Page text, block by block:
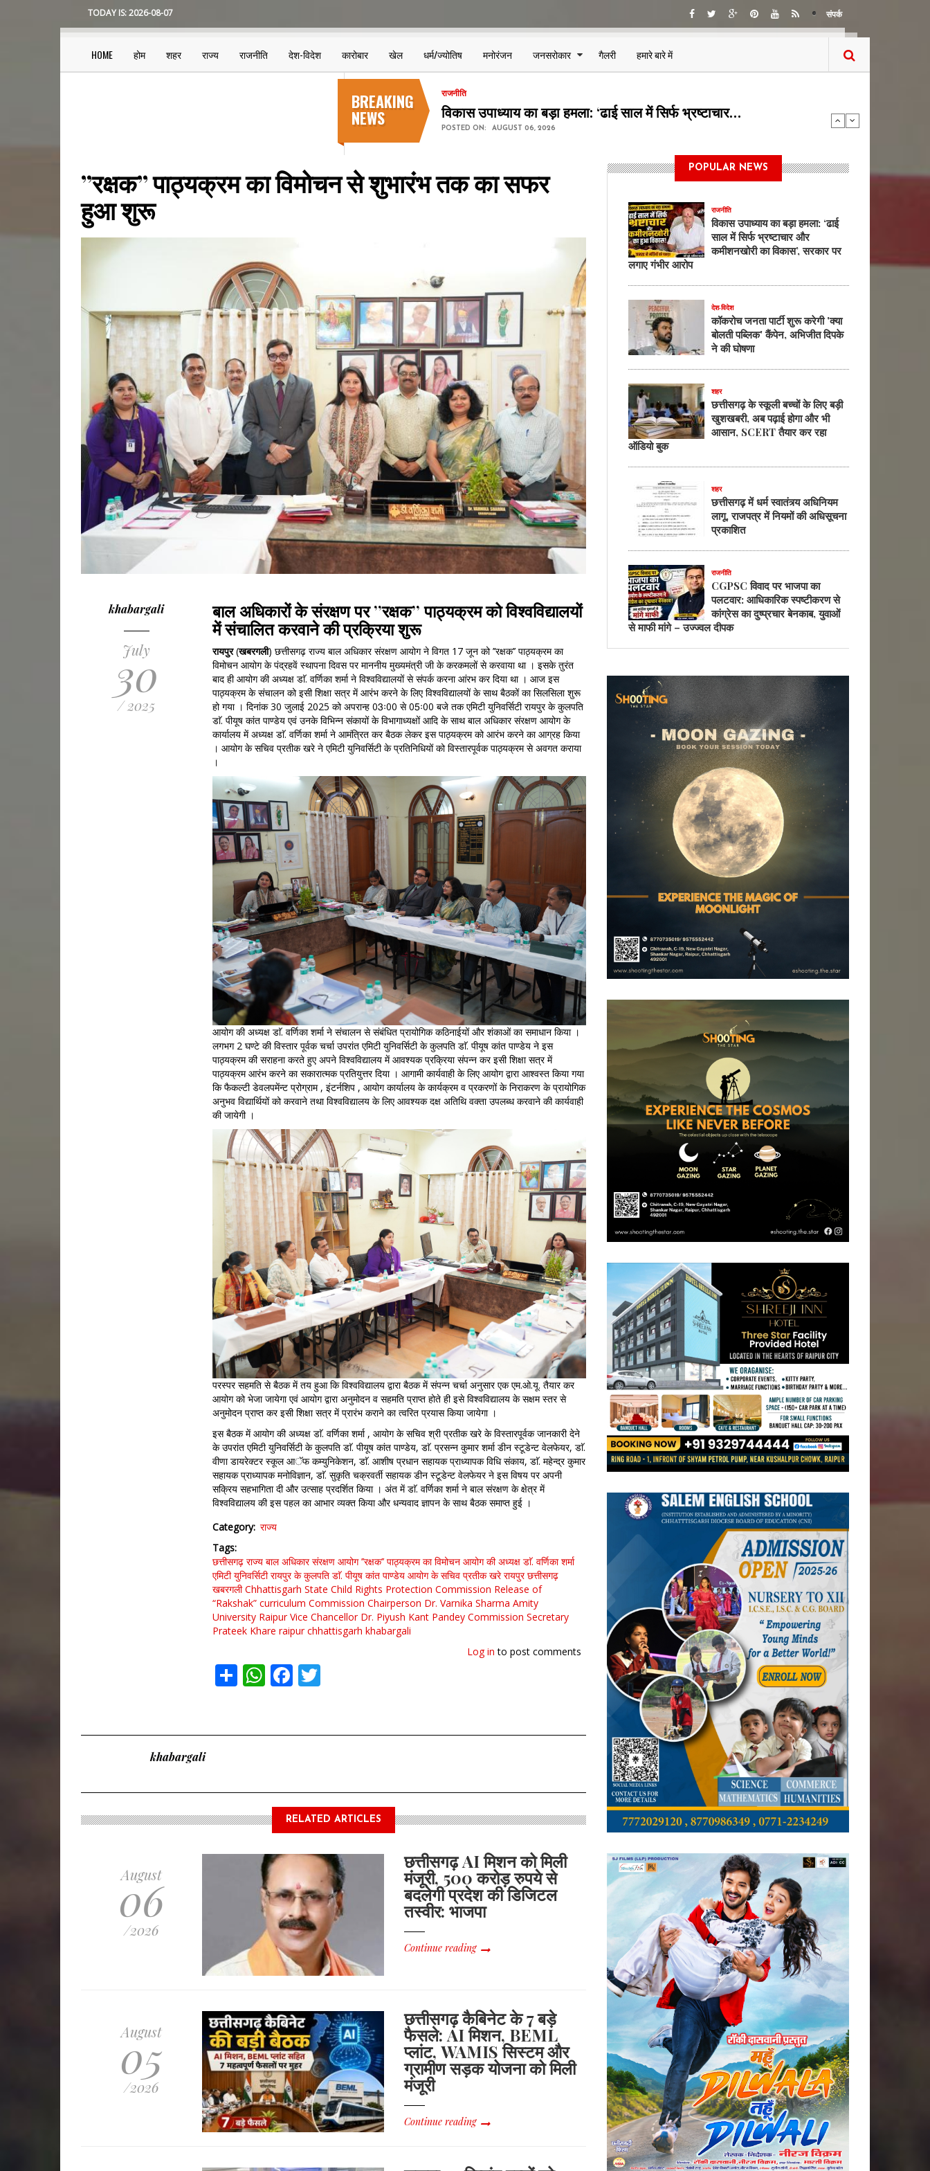
TODAY IS:2026-08-07 संपर्क
Main
HOME होम शहर राज्य राजनीति देश-विदेश कारोबार खेल धर्म/ज्योतिष मनोरंजन जनसरोकार गैलरी हमारे बारे में
BREAKING
NEWS
देश-विदेश
कॉकरोच जनता पार्टी शुरू करेगी 'क्या बोलती पब्लिक…
POSTED ON: AUGUST 06, 2026
’’रक्षक’’ पाठ्यक्रम का विमोचन से शुभारंभ तक का सफर
हुआ शुरू
khabargali
July
30
/ 2025
बाल अधिकारों के संरक्षण पर ’’रक्षक’’ पाठ्यक्रम को विश्वविद्यालयों
में संचालित करवाने की प्रक्रिया शुरू
रायपुर(खबरगली) छत्तीसगढ़ राज्य बाल अधिकार संरक्षण आयोग ने विगत 17 जून को ’’रक्षक’’ पाठ्यक्रम का
विमोचन आयोग के पंद्रहवें स्थापना दिवस पर माननीय मुख्यमंत्री जी के करकमलों से करवाया था । इसके तुरंत
बाद ही आयोग की अध्यक्ष डाॅ. वर्णिका शर्मा ने विश्वविद्यालयों से संपर्क करना आंरभ कर दिया था । आज इस
पाठ्यक्रम के संचालन को इसी शिक्षा सत्र में आरंभ करने के लिए विश्वविद्यालयों के साथ बैठकों का सिलसिला शुरू
हो गया । दिनांक 30 जुलाई 2025 को अपरान्ह 03ः00 से 05ः00 बजे तक एमिटी युनिवर्सिटी रायपुर के कुलपति
डाॅ. पीयूष कांत पाण्डेय एवं उनके विभिन्न संकायों के विभागाध्यक्षों आदि के साथ बाल अधिकार संरक्षण आयोग के
कार्यालय में अध्यक्ष डाॅ. वर्णिका शर्मा ने आमंत्रित कर बैठक लेकर इस पाठ्यक्रम को आरंभ करने का आग्रह किया
। आयोग के सचिव प्रतीक खरे ने एमिटी युनिवर्सिटी के प्रतिनिधियों को विस्तारपूर्वक पाठ्यक्रम से अवगत कराया
।
आयोग की अध्यक्ष डाॅ. वर्णिका शर्मा ने संचालन से संबंधित प्रायोगिक कठिनाईयों और शंकाओं का समाधान किया ।
लगभग 2 घण्टे की विस्तार पूर्वक चर्चा उपरांत एमिटी युनिवर्सिटी के कुलपति डाॅ. पीयूष कांत पाण्डेय ने इस
पाठ्यक्रम की सराहना करते हुए अपने विश्वविद्यालय में आवश्यक प्रक्रिया संपन्न कर इसी शिक्षा सत्र में
पाठ्यक्रम आरंभ करने का सकारात्मक प्रतियुत्तर दिया । आगामी कार्यवाही के लिए आयोग द्वारा आश्वस्त किया गया
कि फैकल्टी डेवलपमेंन्ट प्रोग्राम , इंटर्नशिप , आयोग कार्यालय के कार्यक्रम व प्रकरणों के निराकरण के प्रायोगिक
अनुभव विद्यार्थियों को करवाने तथा विश्वविद्यालय के लिए आवश्यक दक्ष अतिथि वक्ता उपलब्ध करवाने की कार्यवाही
की जायेगी ।
परस्पर सहमति से बैठक में तय हुआ कि विश्वविद्यालय द्वारा बैठक में संपन्न चर्चा अनुसार एक एम.ओ.यू. तैयार कर
आयोग को भेजा जायेगा एवं आयोग द्वारा अनुमोदन व सहमति प्राप्त होते ही इसे विश्वविद्यालय के सक्षम स्तर से
अनुमोदन प्राप्त कर इसी शिक्षा सत्र में प्रारंभ कराने का त्वरित प्रयास किया जायेगा ।
इस बैठक में आयोग की अध्यक्ष डाॅ. वर्णिका शर्मा , आयोग के सचिव श्री प्रतीक खरे के विस्तारपूर्वक जानकारी देने
के उपरांत एमिटी युनिवर्सिटी के कुलपति डाॅ. पीयूष कांत पाण्डेय, डाॅ. प्रसन्न कुमार शर्मा डीन स्टूडेन्ट वेलफेयर, डाॅ.
वीणा डायरेक्टर स्कूल आॅफ कम्युनिकेशन, डाॅ. आशीष प्रधान सहायक प्राध्यापक विधि संकाय, डाॅ. महेन्द्र कुमार
सहायक प्राध्यापक मनोविज्ञान, डाॅ. सुकृति चक्रवर्ती सहायक डीन स्टूडेन्ट वेलफेयर ने इस विषय पर अपनी
सक्रिय सहभागिता दी और उत्साह प्रदर्शित किया । अंत में डाॅ. वर्णिका शर्मा ने बाल संरक्षण के क्षेत्र में
विश्वविद्यालय की इस पहल का आभार व्यक्त किया और धन्यवाद ज्ञापन के साथ बैठक समाप्त हुई ।
Category राज्य
Tags
छत्तीसगढ़ राज्य बाल अधिकार संरक्षण आयोग ’’रक्षक’’ पाठ्यक्रम का विमोचन आयोग की अध्यक्ष डाॅ. वर्णिका शर्मा
एमिटी युनिवर्सिटी रायपुर के कुलपति डाॅ. पीयूष कांत पाण्डेय आयोग के सचिव प्रतीक खरे रायपुर छत्तीसगढ़
खबरगली Chhattisgarh State Child Rights Protection Commission Release of
“Rakshak” curriculum Commission Chairperson Dr. Varnika Sharma Amity
University Raipur Vice Chancellor Dr. Piyush Kant Pandey Commission Secretary
Prateek Khare raipur chhattisgarh khabargali
Log in to post comments
ShareWhatsApp
Facebook
khabargali
RELATED ARTICLES
August
06
/2026
छत्तीसगढ़ AI मिशन को मिली
मंजूरी, 500 करोड़ रुपये से
बदलेगी प्रदेश की डिजिटल
तस्वीर: भाजपा
Continue reading
August
05
/2026
छत्तीसगढ़ कैबिनेट के 7 बड़े
फैसले: AI मिशन, BEML
प्लांट, WAMIS सिस्टम और
ग्रामीण सड़क योजना को मिली
मंजूरी
Continue reading
POPULAR NEWS
राजनीति
विकास उपाध्याय का बड़ा हमला: ‘ढाई
साल में सिर्फ भ्रष्टाचार और
कमीशनखोरी का विकास’, सरकार पर
लगाए गंभीर आरोप
देश-विदेश
कॉकरोच जनता पार्टी शुरू करेगी 'क्या
बोलती पब्लिक' कैंपेन, अभिजीत दिपके
ने की घोषणा
शहर
छत्तीसगढ़ के स्कूली बच्चों के लिए बड़ी
खुशखबरी, अब पढ़ाई होगा और भी
आसान, SCERT तैयार कर रहा
ऑडियो बुक
शहर
छत्तीसगढ़ में धर्म स्वातंत्र्य अधिनियम
लागू, राजपत्र में नियमों की अधिसूचना
प्रकाशित
राजनीति
CGPSC विवाद पर भाजपा का
पलटवार: आधिकारिक स्पष्टीकरण से
कांग्रेस का दुष्प्रचार बेनकाब, युवाओं
से माफी मांगे – उज्ज्वल दीपक